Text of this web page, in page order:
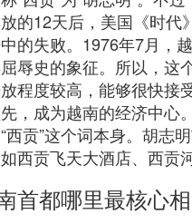
的12天后，美国《时代
的失败。1976年7月，
辱史的象征。所以，这
程度较高，能够很快接
，成为越南的经济中心
西贡”这个词本身。胡志
西贡飞天大酒店、西贡
首都哪里最核心